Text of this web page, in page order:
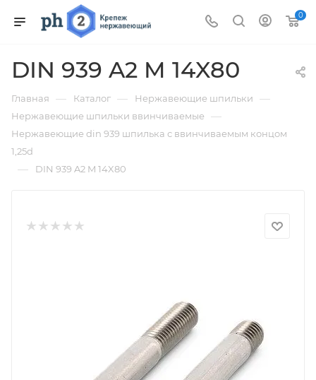
0
DIN 939 A2 M 14X80
Главная — Каталог — Нержавеющие шпильки —
Нержавеющие шпильки ввинчиваемые —
Нержавеющие din 939 шпилька с ввинчиваемым концом
1,25d
— DIN 939 A2 M 14X80